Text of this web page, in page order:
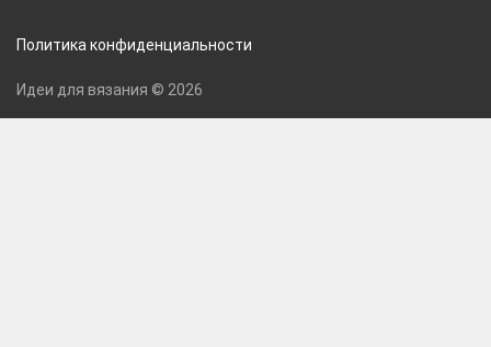
Политика конфиденциальности
Идеи для вязания © 2026